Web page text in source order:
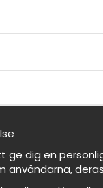
-
Om
Mina
est et expedita
ge dig en
användarna,